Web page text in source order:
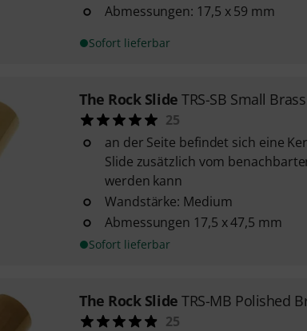
Abmessungen: 17,5 x 59 mm
Sofort lieferbar
The Rock Slide TRS-SB Small
25
an der Seite befindet sich eine
Slide zusätzlich vom
werden kann
Wandstärke: Medium
Abmessungen 17,5 x 47,5 mm
Sofort lieferbar
The Rock Slide TRS-MB Polished
25